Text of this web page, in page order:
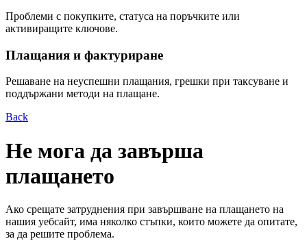
Проблеми с покупките, статуса на поръчките или
активиращите ключове.
Плащания и фактуриране
Решаване на неуспешни плащания, грешки при таксуване и
поддържани методи на плащане.
Back
Не мога да завърша
плащането
Ако срещате затруднения при завършване на плащането на
нашия уебсайт, има няколко стъпки, които можете да опитате,
за да решите проблема.